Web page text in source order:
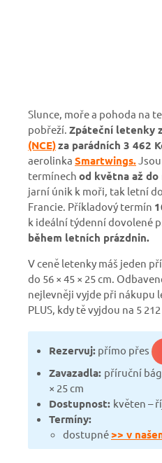
Slunce, moře a pohoda na
pobřeží. Zpáteční letenky z
(NCE)za parádních 3 462
aerolinka Smartwings.
termínech od května až do
jarní únik k moři, tak letní
Francie. Příkladový termín
k ideální týdenní dovolené
během letních prázdnin.
V ceně letenky máš jeden
do 56 × 45 × 25 cm.
nejlevněji vyjde při nákupu
PLUS, kdy tě vyjdou na 5 212
Rezervuj: přímo přes
Zavazadla: příruční
× 25 cm
Dostupnost: květen –
Termíny:
dostupné>> v